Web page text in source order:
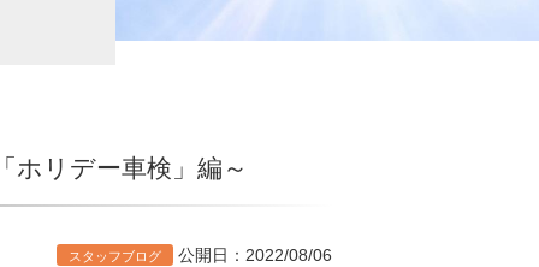
リデー車検」編～
スタッフブログ 公開日：2022/08/06